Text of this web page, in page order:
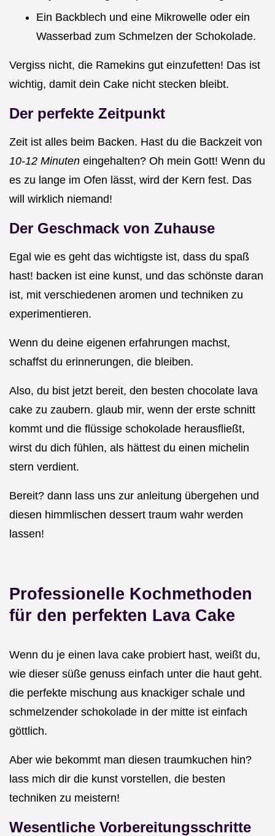
Ein Backblech und eine Mikrowelle oder ein
Wasserbad zum Schmelzen der Schokolade.
Vergiss nicht, die Ramekins gut einzufetten! Das ist
wichtig, damit dein Cake nicht stecken bleibt.
Der perfekte Zeitpunkt
Zeit ist alles beim Backen. Hast du die Backzeit von
10-12 Minuten eingehalten? Oh mein Gott! Wenn du
es zu lange im Ofen lässt, wird der Kern fest. Das
will wirklich niemand!
Der Geschmack von Zuhause
Egal wie es geht das wichtigste ist, dass du spaß
hast! backen ist eine kunst, und das schönste daran
ist, mit verschiedenen aromen und techniken zu
experimentieren.
Wenn du deine eigenen erfahrungen machst,
schaffst du erinnerungen, die bleiben.
Also, du bist jetzt bereit, den besten chocolate lava
cake zu zaubern. glaub mir, wenn der erste schnitt
kommt und die flüssige schokolade herausfließt,
wirst du dich fühlen, als hättest du einen michelin
stern verdient.
Bereit? dann lass uns zur anleitung übergehen und
diesen himmlischen dessert traum wahr werden
lassen!
Professionelle Kochmethoden
für den perfekten Lava Cake
Wenn du je einen lava cake probiert hast, weißt du,
wie dieser süße genuss einfach unter die haut geht.
die perfekte mischung aus knackiger schale und
schmelzender schokolade in der mitte ist einfach
göttlich.
Aber wie bekommt man diesen traumkuchen hin?
lass mich dir die kunst vorstellen, die besten
techniken zu meistern!
Wesentliche Vorbereitungsschritte